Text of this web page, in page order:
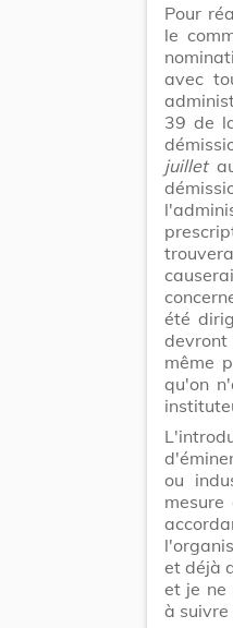
Pour
le
avec
39 de
juillet
été
même
qu'on
ou
et déjà
et je ne
à suivre